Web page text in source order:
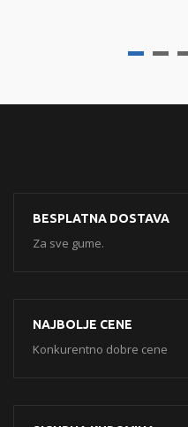
BESPLATNA DOSTAVA
Za sve gume.
NAJBOLJE CENE
Konkurentno dobre cene